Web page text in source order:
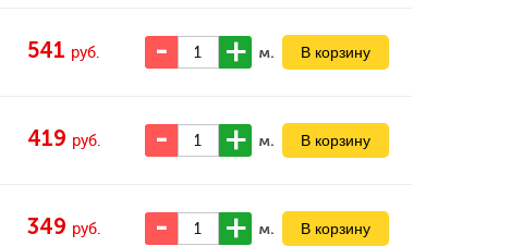
541 руб. м.
419 руб. м.
349 руб. м.